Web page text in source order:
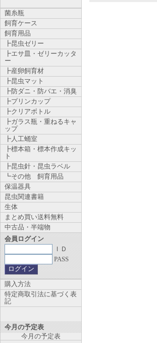
菌糸瓶
飼育ケース
飼育用品
┣昆虫ゼリー
┣エサ皿・ゼリーカッタ
ー
┣産卵飼育材
┣昆虫マット
┣防ダニ・防バエ・消臭
┣プリンカップ
┣クリアボトル
┣ガラス瓶・重ねるキャ
ップ
┣人工蛹室
┣標本箱・標本作成キッ
ト
┣昆虫針・昆虫ラベル
┗その他 飼育用品
保温器具
昆虫関連書籍
生体
まとめ買い送料無料
中古品・半端物
会員ログイン
ＩＤ
PASS
購入方法
特定商取引法に基づく表
記
今月の予定表
今月の予定表